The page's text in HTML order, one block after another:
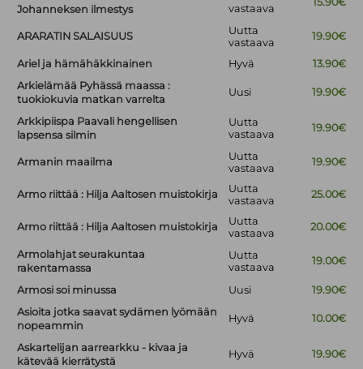
Johanneksen ilmestys
vastaava
ARARATIN SALAISUUS
Uutta
vastaava
19.90€
Ariel ja hämähäkkinainen Hyvä
13.90€
Arkielämää Pyhässä maassa :
tuokiokuvia matkan varrelta
Uusi 19.90€
Arkkipiispa Paavali hengellisen
lapsensa silmin
Uutta
vastaava
19.90€
Armanin maailma
Uutta
vastaava
19.90€
Armo riittää : Hilja Aaltosen muistokirja
Uutta
vastaava
25.00€
Armo riittää : Hilja Aaltosen muistokirja
Uutta
vastaava
20.00€
Armolahjat seurakuntaa
rakentamassa
Uutta
vastaava
19.00€
Armosi soi minussa Uusi
19.90€
Asioita jotka saavat sydämen lyömään
nopeammin
Hyvä 10.00€
Askartelijan aarrearkku - kivaa ja
kätevää kierrätystä
Hyvä 19.90€